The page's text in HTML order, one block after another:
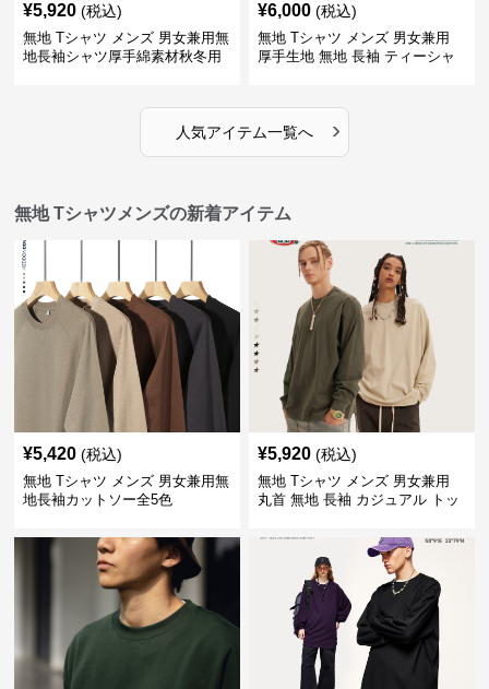
¥5,920 (税込)
無地 Tシャツ メンズ 男女兼用無
地長袖シャツ厚手綿素材秋冬用
¥6,000 (税込)
無地 Tシャツ メンズ 男女兼用
厚手生地 無地 長袖 ティーシャ
人気アイテム一覧へ ›
無地 Tシャツメンズの新着アイテム
¥5,420 (税込)
無地 Tシャツ メンズ 男女兼用無
地長袖カットソー全5色
¥5,920 (税込)
無地 Tシャツ メンズ 男女兼用
丸首 無地 長袖 カジュアル トッ